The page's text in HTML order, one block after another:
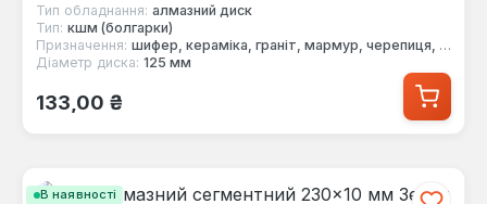
Тип обладнання: алмазний диск
Тип: кшм (болгарки)
Призначення: шифер, кераміка, граніт, мармур, черепиця, цегла, бетон
Діаметр диска: 125 мм
Звичайна ціна:
133,00 ₴
В наявності